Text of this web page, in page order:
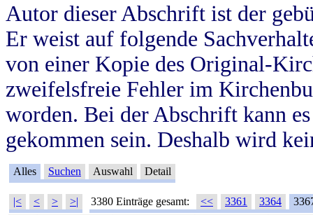
Autor dieser Abschrift ist der
Er weist auf folgende
von einer Kopie des Original-
zweifelsfreie Fehler im
worden. Bei der Abschrift kann
gekommen sein. Deshalb wird
Alles Suchen Auswahl Detail
|< < > >| 3380 Einträge gesamt: << 3361 3364